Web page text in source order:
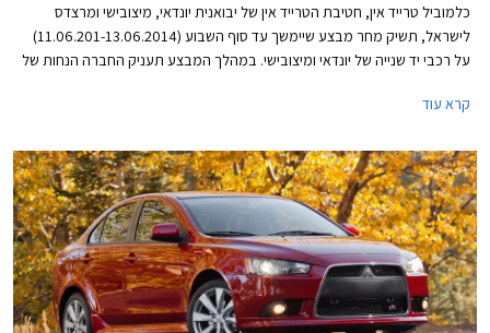
כלמוביל טרייד אין, חטיבת הטרייד אין של יבואנית יונדאי, מיצובישי ומרצדס
לישראל, תשיק מחר מבצע שיימשך עד סוף השבוע (11.06.201-13.06.2014)
על רכבי יד שנייה של יונדאי ומיצובישי. במהלך המבצע תעניק החברה הנחות של
קרא עוד